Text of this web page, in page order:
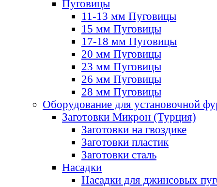
Пуговицы
11-13 мм Пуговицы
15 мм Пуговицы
17-18 мм Пуговицы
20 мм Пуговицы
23 мм Пуговицы
26 мм Пуговицы
28 мм Пуговицы
Оборудование для установочной
Заготовки Микрон (Турция)
Заготовки на гвоздике
Заготовки пластик
Заготовки сталь
Насадки
Насадки для джинсовых